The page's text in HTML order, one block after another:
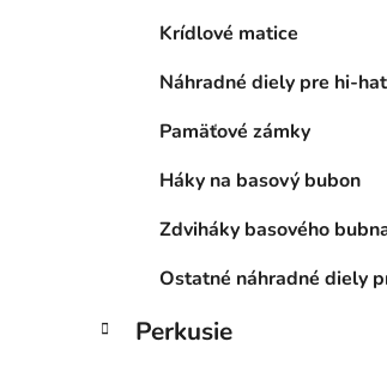
Krídlové matice
Náhradné diely pre hi-
Pamäťové zámky
Háky na basový bubon
Zdviháky basového
Ostatné náhradné diely
Perkusie